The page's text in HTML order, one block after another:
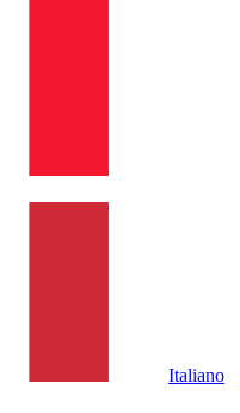
Italiano